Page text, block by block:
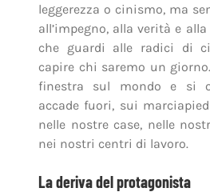
leggerezza o cinismo, ma
all’impegno, alla verità e
che guardi alle radici di
capire chi saremo un
finestra sul mondo e si
accade fuori, sui
nelle nostre case, nelle
nei nostri centri di lavoro.
La deriva del protagonista